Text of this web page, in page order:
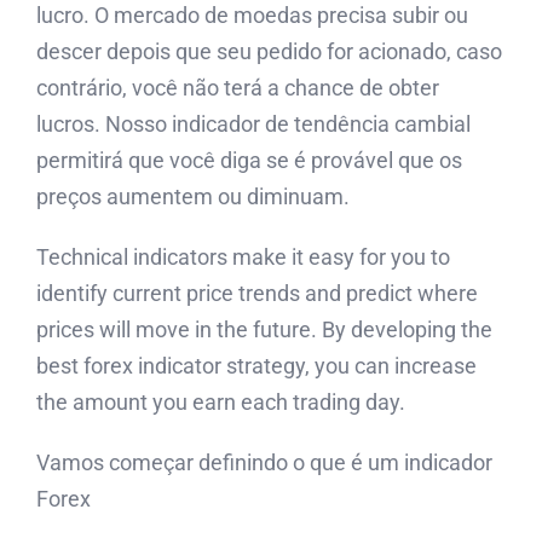
lucro. O mercado de moedas precisa subir ou
descer depois que seu pedido for acionado, caso
contrário, você não terá a chance de obter
lucros. Nosso indicador de tendência cambial
permitirá que você diga se é provável que os
preços aumentem ou diminuam.
Technical indicators make it easy for you to
identify current price trends and predict where
prices will move in the future. By developing the
best forex indicator strategy, you can increase
the amount you earn each trading day.
Vamos começar definindo o que é um indicador
Forex